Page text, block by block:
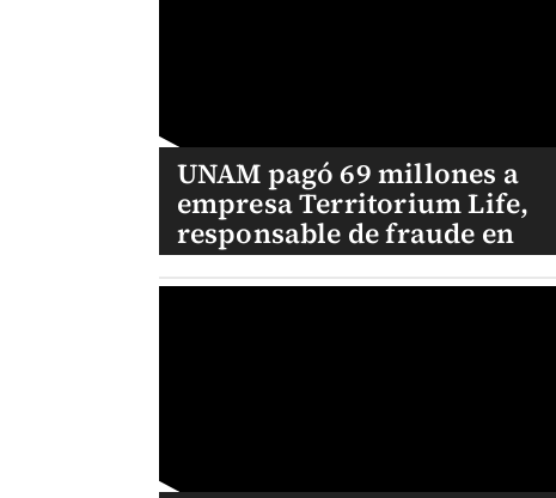
UNAM pagó 69 millones a
empresa Territorium Life,
responsable de fraude en
examen